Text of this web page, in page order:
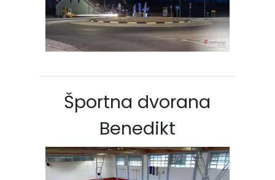
Športna dvorana
Benedikt